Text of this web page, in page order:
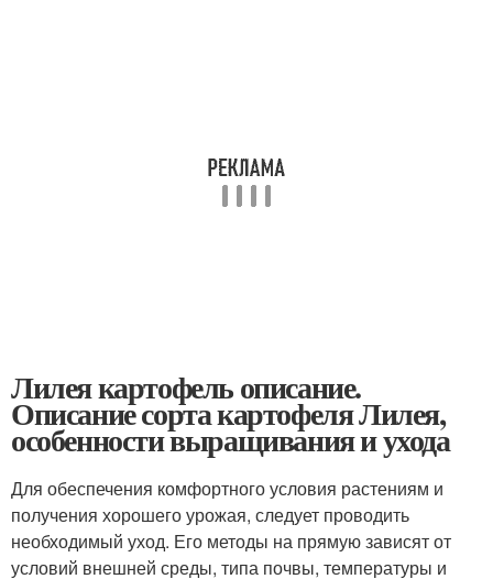
Лилея картофель описание.
Описание сорта картофеля Лилея,
особенности выращивания и ухода
Для обеспечения комфортного условия растениям и
получения хорошего урожая, следует проводить
необходимый уход. Его методы на прямую зависят от
условий внешней среды, типа почвы, температуры и